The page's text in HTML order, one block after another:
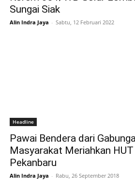
Sungai Siak
Alin Indra Jaya - Sabtu, 12 Februari 2022
Headline
Pawai Bendera dari
Masyarakat Meriahkan
Pekanbaru
Alin Indra Jaya - Rabu, 26 September 2018